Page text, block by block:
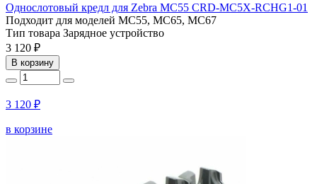
Однослотовый кредл для Zebra MC55 CRD-MC5X-RCHG1-01
Подходит для моделей MC55, MC65, MC67
Тип товара Зарядное устройство
3 120 ₽
В корзину
3 120 ₽
в корзине